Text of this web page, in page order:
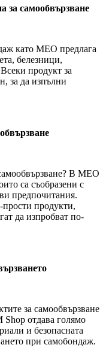
за самообвързване
като MEO предлага
белезници,
продукт за
за да изпълни
В MEO
са съобразени с
предпочитания.
прости продукти,
да изпробват по-
за самообвързване
отдава голямо
и безопасната
при самобондаж.